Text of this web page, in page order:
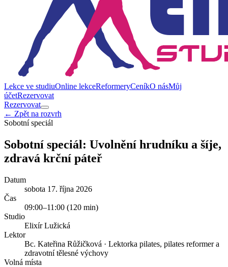
Lekce ve studiuOnline lekceReformeryCeníkO násMůj
účetRezervovat
Rezervovat
← Zpět na rozvrh
Sobotní speciál
Sobotní speciál: Uvolnění hrudníku a šíje,
zdravá krční páteř
Datum
sobota 17. října 2026
Čas
09:00–11:00 (120 min)
Studio
Elixír Lužická
Lektor
Bc. Kateřina Růžičková · Lektorka pilates, pilates reformer a
zdravotní tělesné výchovy
Volná místa